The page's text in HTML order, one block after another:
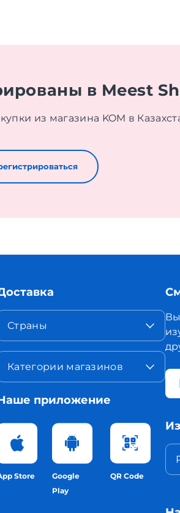
в Meest
из магазина KOM в
Страны
Категории магазинов
приложение
Store
Google
Play
QR Code